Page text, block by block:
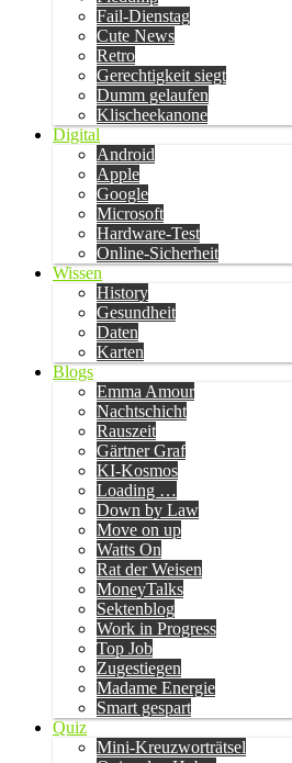
Fail-Dienstag
Cute News
Retro
Gerechtigkeit siegt
Dumm gelaufen
Klischeekanone
Digital
Android
Apple
Google
Microsoft
Hardware-Test
Online-Sicherheit
Wissen
History
Gesundheit
Daten
Karten
Blogs
Emma Amour
Nachtschicht
Rauszeit
Gärtner Graf
KI-Kosmos
Loading …
Down by Law
Move on up
Watts On
Rat der Weisen
MoneyTalks
Sektenblog
Work in Progress
Top Job
Zugestiegen
Madame Energie
Smart gespart
Quiz
Mini-Kreuzworträtsel